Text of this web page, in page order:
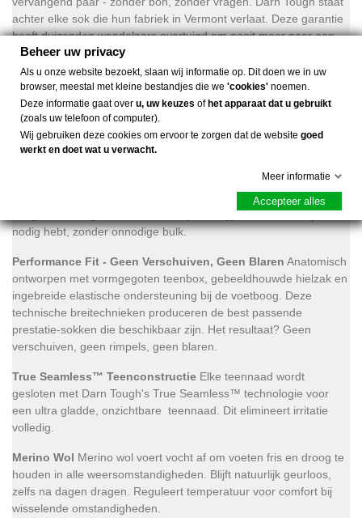
achter elke sok die hun fabriek in Vermont verlaat. Deze garantie
heeft duizenden wandelaars overtuigd om nooit meer naar een
ander merk over te stappen.
Lightweight voor zomerwandelen:Met 43% merino wol ademt
deze lightweight sok natuurlijk en levert flexibel, hele-dag comfort
voor zomerwandelen. De sok houdt je voeten koel wanneer het
warm is, terwijl merino's natuurlijke vochtregulering zweet
wegvoert voordat het problemen veroorzaakt.
Zachte terry loops onder de voet en
gerichte bescherming over de enkel en Achillespees - dit is Darn
Tough's meest geliefde cushion stijl. Je krijgt comfort waar je het
nodig hebt, zonder onnodige bulk.
Performance Fit - Geen Verschuiven, Geen Blaren Anatomisch
ontworpen met vormgegoten teenbox, gebeeldhouwde hielzak en
ingebreide elastische ondersteuning bij de voetboog. Deze
technische breitechnieken produceren de best passende
prestatie-sokken die beschikbaar zijn. Het resultaat? Geen
verschuiven, geen rimpels, geen blaren.
True Seamless™ Teenconstructie Elke teennaad wordt
gesloten met Darn Tough's True Seamless™ technologie voor
een ultra gladde, onzichtbare teennaad. Dit elimineert irritatie
volledig.
Merino Wol Merino wol voert vocht af om voeten fris en droog te
houden in alle weersomstandigheden. Blijft natuurlijk geurloos,
zelfs na dagen dragen. Reguleert temperatuur voor comfort bij
wisselende omstandigheden.
Beheer uw privacy
Als u onze website bezoekt, slaan wij informatie op. Dit doen we in uw
browser, meestal met kleine bestandjes die we 'cookies' noemen.
Deze informatie gaat over u, uw keuzes of het apparaat dat u gebruikt
(zoals uw telefoon of computer).
Wij gebruiken deze cookies om ervoor te zorgen dat de website goed
werkt en doet wat u verwacht.
Meer informatie
Accepteer alles